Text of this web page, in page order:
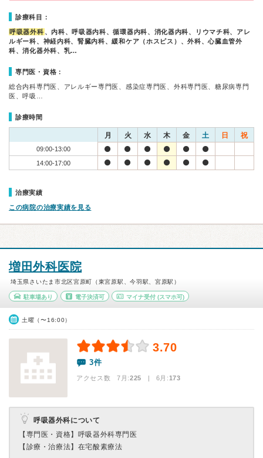
診療科目：
呼吸器外科 、内科、呼吸器内科、循環器内科、消化器内科、リウマチ科、アレ
ルギー科、神経内科、腎臓内科、緩和ケア（ホスピス）、外科、心臓血管外
科、消化器外科、乳…
専門医・資格：
総合内科専門医、アレルギー専門医、感染症専門医、外科専門医、糖尿病専門
医、呼吸…
診療時間
月 火 水 木 金 土 日 祝
09:00-13:00
14:00-17:00
治療実績
この病院の治療実績を見る
増田外科医院
埼玉県さいたま市北区宮原町（東宮原駅、今羽駅、宮原駅）
駐車場あり 電子決済可 マイナ受付 (スマホ可)
土曜（〜16:00）
3.70
3件
アクセス数 7月:225 | 6月:173
呼吸器外科について
【専門医・資格】 呼吸器外科専門医
【診療・治療法】 在宅酸素療法